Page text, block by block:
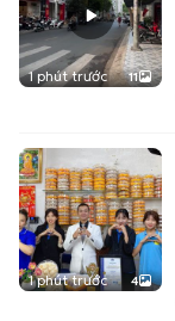
1 phút trước 11
1 phút trước 4